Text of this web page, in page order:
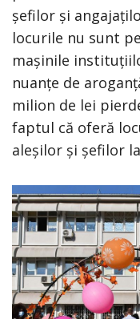
șefilor și
locurile nu sunt
mașinile
nuanțe de
milion de lei
faptul că oferă
aleșilor și șefilor